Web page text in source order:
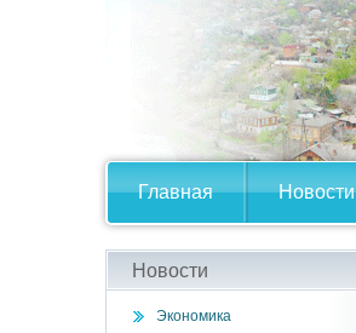
Главная Новости
Новости
Экономика